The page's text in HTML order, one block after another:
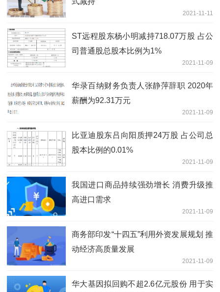
2021-11-11
ST远程股东杨小明减持718.07万股 占公
司普通股总股本比例为1%
2021-11-09
华录百纳财务负责人张静萍辞职 2020年
薪酬为92.31万元
2021-11-09
比亚迪股东吕向阳质押24万股 占公司总
股本比例的0.01%
2021-11-09
我国进口商品持续强劲增长 消费升级推
高进口需求
2021-11-09
商务部印发“十四五”利用外资发展规划 推
动经济高质量发展
2021-11-09
华大基因拟回购不超2.6亿元股份 用于实